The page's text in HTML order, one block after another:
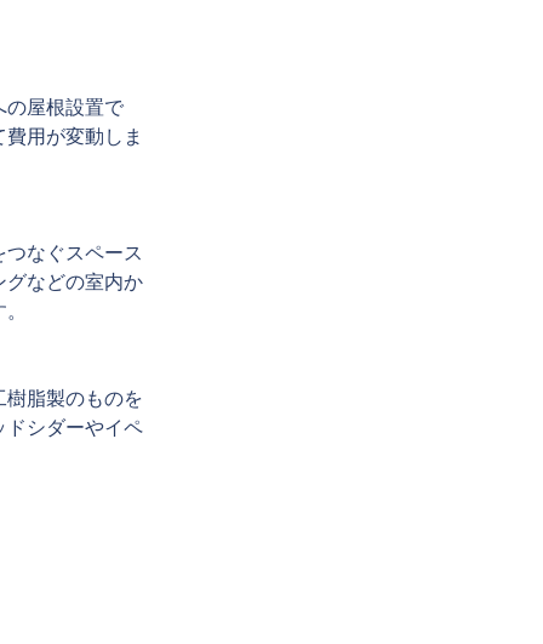
の屋根設置で
用が変動しま
なぐスペース
などの室内か
脂製のものを
シダーやイペ